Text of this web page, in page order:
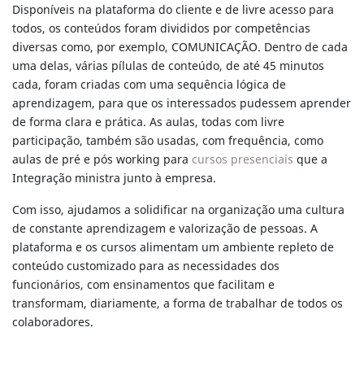
Disponíveis na plataforma do cliente e de livre acesso para
todos, os conteúdos foram divididos por competências
diversas como, por exemplo, COMUNICAÇÃO. Dentro de cada
uma delas, várias pílulas de conteúdo, de até 45 minutos
cada, foram criadas com uma sequência lógica de
aprendizagem, para que os interessados pudessem aprender
de forma clara e prática. As aulas, todas com livre
participação, também são usadas, com frequência, como
aulas de pré e pós working para cursos presenciais que a
Integração ministra junto à empresa.
Com isso, ajudamos a solidificar na organização uma cultura
de constante aprendizagem e valorização de pessoas. A
plataforma e os cursos alimentam um ambiente repleto de
conteúdo customizado para as necessidades dos
funcionários, com ensinamentos que facilitam e
transformam, diariamente, a forma de trabalhar de todos os
colaboradores.